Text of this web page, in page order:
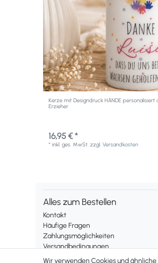
Kerze mit Designdruck HÄNDE personalisiert
Erzieher
16,95 € *
*inkl. ges. MwSt. zzgl.Versandkosten
Alles zum Bestellen
Kontakt
Häufige Fragen
Zahlungsmöglichkeiten
Versandbedingungen
Widerrufsrecht
Wir verwenden Cookies und